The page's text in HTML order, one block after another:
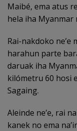
Maibé, ema atus
hela iha Myanmar
Rai-nakdoko ne’e
harahun parte
daruak iha
kilómetru 60 hosi
Sagaing.
Aleinde ne’e, rai
kanek no ema